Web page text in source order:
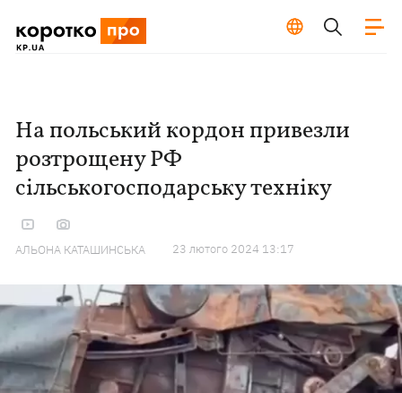
На польський кордон привезли
розтрощену РФ
сільськогосподарську техніку
АЛЬОНА КАТАШИНСЬКА 23 лютого 2024 13:17